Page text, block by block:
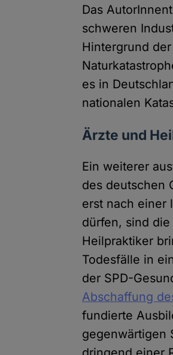
Das
schweren
Hintergrund
es in
nationalen
Ärzte und
Ein weiterer
des deutschen
erst nach einer
dürfen, sind
Heilpraktiker
Todesfälle in
der SPD-
Abschaffung
fundierte
gegenwärtigen